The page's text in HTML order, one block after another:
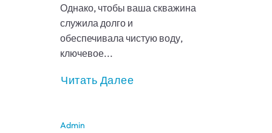
Однако, чтобы ваша скважина
служила долго и
обеспечивала чистую воду,
ключевое...
Читать Далее
Admin